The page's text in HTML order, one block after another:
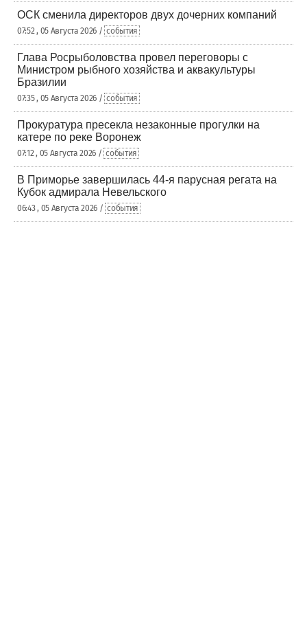
ОСК сменила директоров двух дочерних компаний
07:52 , 05 Августа 2026 / события
Глава Росрыболовства провел переговоры с
Министром рыбного хозяйства и аквакультуры
Бразилии
07:35 , 05 Августа 2026 / события
Прокуратура пресекла незаконные прогулки на
катере по реке Воронеж
07:12 , 05 Августа 2026 / события
В Приморье завершилась 44-я парусная регата на
Кубок адмирала Невельского
06:43 , 05 Августа 2026 / события